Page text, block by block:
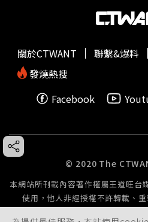
關於CTWANT 聯繫&爆料
發燒熱搜
Facebook
© 2020 The
本網站所刊載內容著作權屬王道旺台
使用，他人非經授權不許轉載、